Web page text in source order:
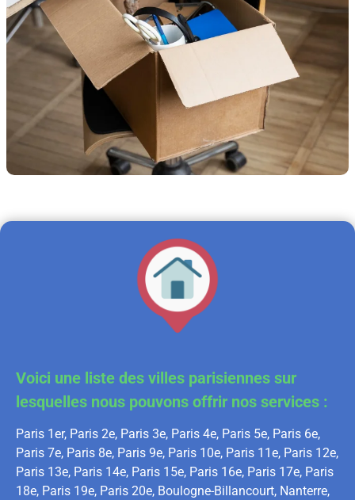
Voici une liste des villes parisiennes sur
lesquelles nous pouvons offrir nos services :
Paris 1er, Paris 2e, Paris 3e, Paris 4e, Paris 5e, Paris 6e,
Paris 7e, Paris 8e, Paris 9e, Paris 10e, Paris 11e, Paris 12e,
Paris 13e, Paris 14e, Paris 15e, Paris 16e, Paris 17e, Paris
18e, Paris 19e, Paris 20e, Boulogne-Billancourt, Nanterre,